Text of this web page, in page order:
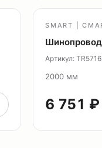
SMART |
Артикул:
2000 мм
6 751 ₽